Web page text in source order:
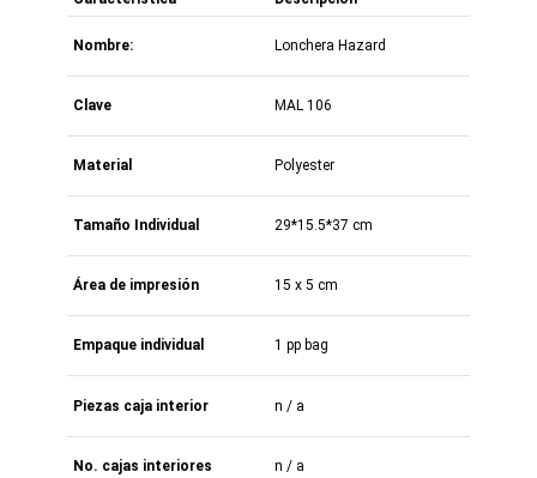
Nombre: Lonchera Hazard
Clave MAL 106
Material Polyester
Tamaño Individual 29*15.5*37 cm
Área de impresión 15 x 5 cm
Empaque individual 1 pp bag
Piezas caja interior n / a
No. cajas interiores n / a